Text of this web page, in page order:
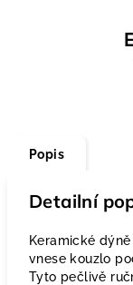
Popis
Detailní
Keramické
vnese kouzlo
Tyto pečlivě